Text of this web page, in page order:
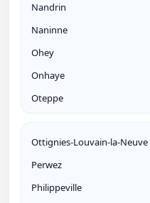
Nandrin
Naninne
Ohey
Onhaye
Oteppe
Ottignies-Louvain-la-Neuve
Perwez
Philippeville